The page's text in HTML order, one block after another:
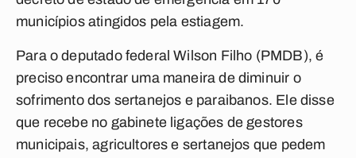
municípios atingidos pela estiagem.
Para o deputado federal Wilson Filho (PMDB), é
preciso encontrar uma maneira de diminuir o
sofrimento dos sertanejos e paraibanos. Ele disse
que recebe no gabinete ligações de gestores
municipais, agricultores e sertanejos que pedem